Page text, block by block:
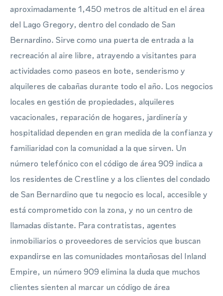
aproximadamente 1,450 metros de altitud en el área
del Lago Gregory, dentro del condado de San
Bernardino. Sirve como una puerta de entrada a la
recreación al aire libre, atrayendo a visitantes para
actividades como paseos en bote, senderismo y
alquileres de cabañas durante todo el año. Los negocios
locales en gestión de propiedades, alquileres
vacacionales, reparación de hogares, jardinería y
hospitalidad dependen en gran medida de la confianza y
familiaridad con la comunidad a la que sirven. Un
número telefónico con el código de área 909 indica a
los residentes de Crestline y a los clientes del condado
de San Bernardino que tu negocio es local, accesible y
está comprometido con la zona, y no un centro de
llamadas distante. Para contratistas, agentes
inmobiliarios o proveedores de servicios que buscan
expandirse en las comunidades montañosas del Inland
Empire, un número 909 elimina la duda que muchos
clientes sienten al marcar un código de área